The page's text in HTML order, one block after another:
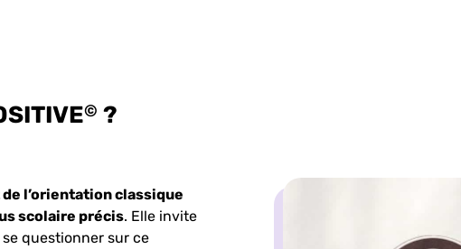
© ?
l’orientation classique
scolaire précis. Elle invite
questionner sur ce